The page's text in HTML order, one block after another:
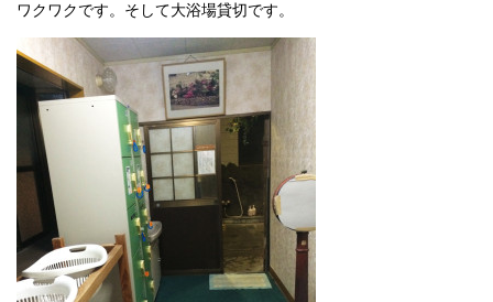
ワクワクです。そして大浴場貸切です。